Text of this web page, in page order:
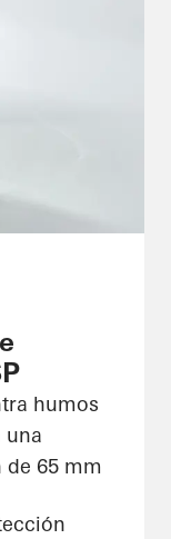
humos
una
65 mm